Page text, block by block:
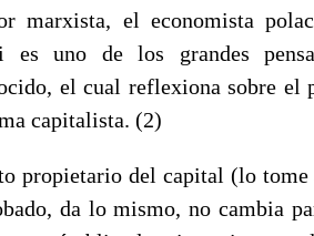
marxista, el economista
es uno de los grandes
el cual reflexiona sobre el
capitalista. (2)
propietario del capital (lo tome
da lo mismo, no cambia